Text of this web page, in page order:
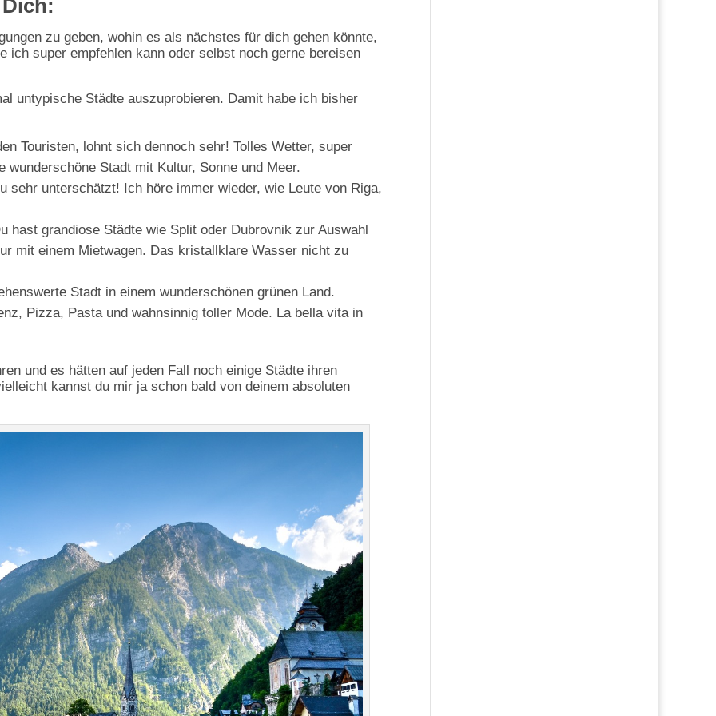
zu geben, wohin es als nächstes für dich gehen könnte,
ich super empfehlen kann oder selbst noch gerne bereisen
untypische Städte auszuprobieren. Damit habe ich bisher
Touristen, lohnt sich dennoch sehr! Tolles Wetter, super
Stadt mit Kultur, Sonne und Meer.
sehr unterschätzt! Ich höre immer wieder, wie Leute von Riga,
hast grandiose Städte wie Split oder Dubrovnik zur Auswahl
mit einem Mietwagen. Das kristallklare Wasser nicht zu
Stadt in einem wunderschönen grünen Land.
Pizza, Pasta und wahnsinnig toller Mode. La bella vita in
und es hätten auf jeden Fall noch einige Städte ihren
kannst du mir ja schon bald von deinem absoluten